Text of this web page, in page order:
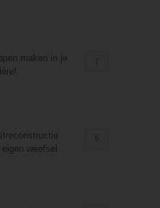
maken in je
7
weefsel
5